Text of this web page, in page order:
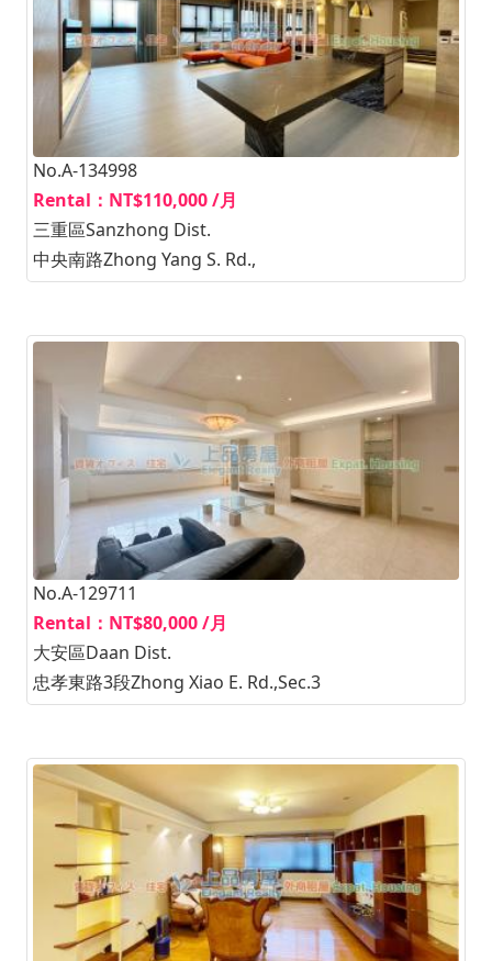
No.A-134998
Rental：NT$110,000 /月
三重區Sanzhong Dist.
中央南路Zhong Yang S. Rd.,
No.A-129711
Rental：NT$80,000 /月
大安區Daan Dist.
忠孝東路3段Zhong Xiao E. Rd.,Sec.3